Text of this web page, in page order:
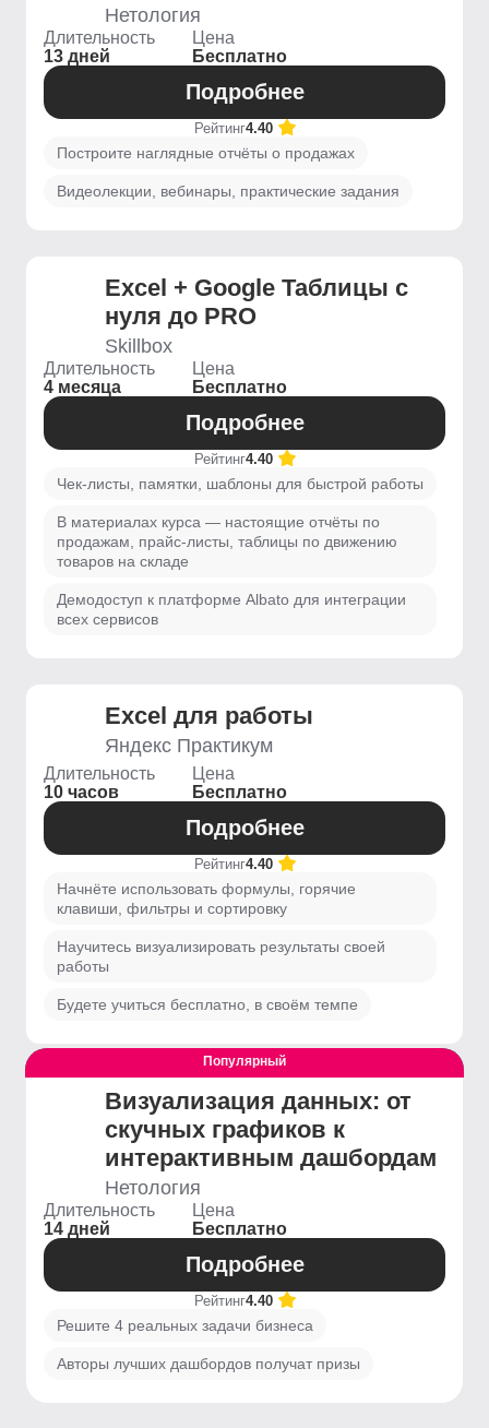
Нетология
Длительность
13 дней
Цена
Бесплатно
Подробнее
Рейтинг4.40
Построите наглядные отчёты о продажах
Видеолекции, вебинары, практические задания
Excel + Google Таблицы с
нуля до PRO
Skillbox
Длительность
4 месяца
Цена
Бесплатно
Подробнее
Рейтинг4.40
Чек-листы, памятки, шаблоны для быстрой работы
В материалах курса — настоящие отчёты по
продажам, прайс-листы, таблицы по движению
товаров на складе
Демодоступ к платформе Albato для интеграции
всех сервисов
Excel для работы
Яндекс Практикум
Длительность
10 часов
Цена
Бесплатно
Подробнее
Рейтинг4.40
Начнёте использовать формулы, горячие
клавиши, фильтры и сортировку
Научитесь визуализировать результаты своей
работы
Будете учиться бесплатно, в своём темпе
Выгодный
Популярный
Визуализация данных: от
скучных графиков к
интерактивным дашбордам
Нетология
Длительность
14 дней
Цена
Бесплатно
Подробнее
Рейтинг4.40
Решите 4 реальных задачи бизнеса
Авторы лучших дашбордов получат призы